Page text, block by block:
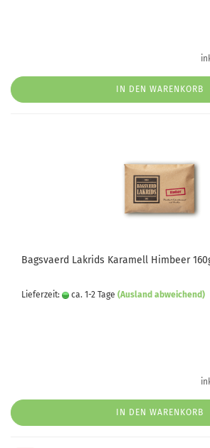
IN DEN WARENKORB
Bagsvaerd Lakrids Karamell Himbeer
Lieferzeit: ca. 1-2 Tage (Ausland abweichend)
IN DEN WARENKORB